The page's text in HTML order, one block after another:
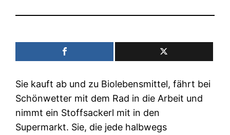
Sie kauft ab und zu Biolebensmittel, fährt bei
Schönwetter mit dem Rad in die Arbeit und
nimmt ein Stoffsackerl mit in den
Supermarkt. Sie, die jede halbwegs